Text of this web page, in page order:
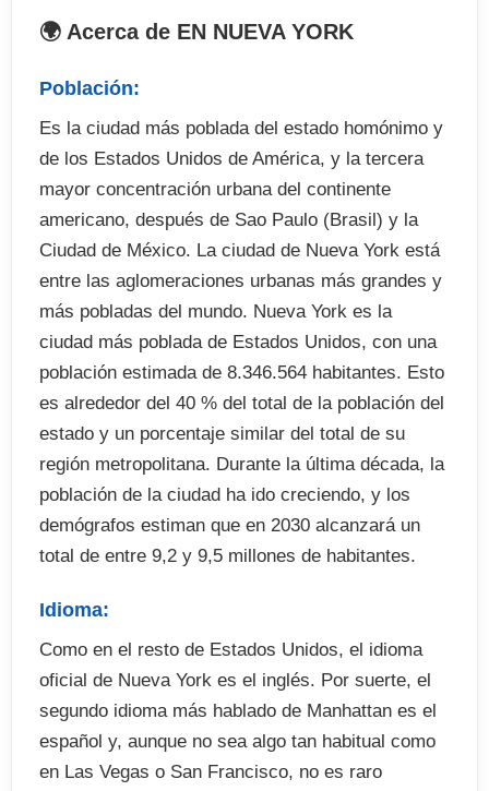
 Bienvenida
 Programa social de tiempo libre (excursiones no
 Actividades y talleres de inglés
 Libre acceso a las instalaciones del centro.
 Certificado de asistencia al curso.
El precio no incluye
Tasas de exámenes en el curso (opcional)
Billetes de avión
Traslados desde el aeropuerto en destino
Seguro de viaje (opcional)
Excursiones y actividades optativas (abonar en
destino)
Fianza de alojamiento (cuando proceda)
🌍 Acerca de EN NUEVA YORK
Población:
Es la ciudad más poblada del estado homónimo y
de los Estados Unidos de América, y la tercera
mayor concentración urbana del continente
americano, después de Sao Paulo (Brasil) y la
Ciudad de México. La ciudad de Nueva York está
entre las aglomeraciones urbanas más grandes y
más pobladas del mundo. Nueva York es la
ciudad más poblada de Estados Unidos, con una
población estimada de 8.346.564 habitantes. Esto
es alrededor del 40 % del total de la población del
estado y un porcentaje similar del total de su
región metropolitana. Durante la última década, la
población de la ciudad ha ido creciendo, y los
demógrafos estiman que en 2030 alcanzará un
total de entre 9,2 y 9,5 millones de habitantes.
Idioma:
Como en el resto de Estados Unidos, el idioma
oficial de Nueva York es el inglés. Por suerte, el
segundo idioma más hablado de Manhattan es el
español y, aunque no sea algo tan habitual como
en Las Vegas o San Francisco, no es raro